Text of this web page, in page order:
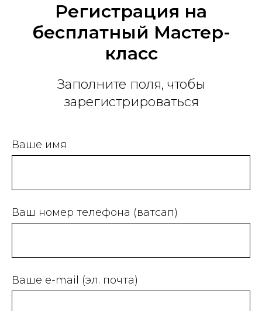
Регистрация на
бесплатный Мастер-
класс
Заполните поля, чтобы
зарегистрироваться
Ваше имя
Ваш номер телефона (ватсап)
Ваше e-mail (эл. почта)